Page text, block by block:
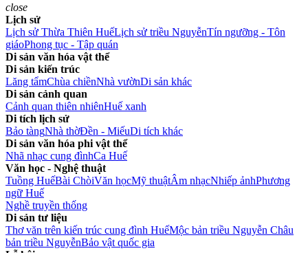
close
Lịch sử
Lịch sử Thừa Thiên HuếLịch sử triều NguyễnTín ngưỡng - Tôn
giáoPhong tục - Tập quán
Di sản văn hóa vật thể
Di sản kiến trúc
Lăng tẩmChùa chiềnNhà vườnDi sản khác
Di sản cảnh quan
Cảnh quan thiên nhiênHuế xanh
Di tích lịch sử
Bảo tàngNhà thờĐền - MiếuDi tích khác
Di sản văn hóa phi vật thể
Nhã nhạc cung đìnhCa Huế
Văn học - Nghệ thuật
Tuồng HuếBài ChòiVăn họcMỹ thuậtÂm nhạcNhiếp ảnhPhương
ngữ Huế
Nghề truyền thống
Di sản tư liệu
Thơ văn trên kiến trúc cung đình HuếMộc bản triều Nguyễn Châu
bản triều NguyễnBảo vật quốc gia